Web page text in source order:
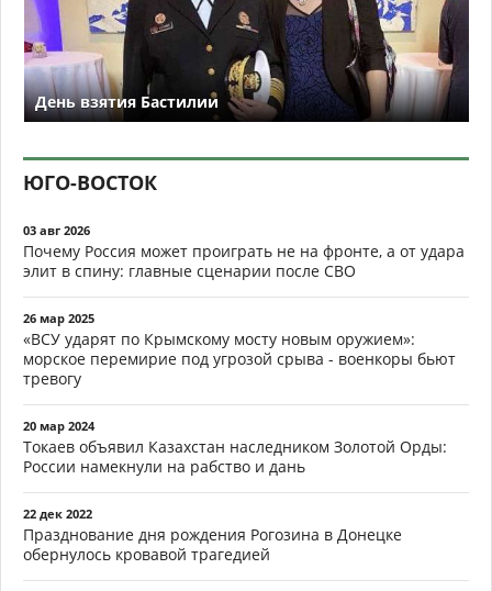
День взятия Бастилии
ЮГО-ВОСТОК
03 авг 2026
Почему Россия может проиграть не на фронте, а от удара
элит в спину: главные сценарии после СВО
26 мар 2025
«ВСУ ударят по Крымскому мосту новым оружием»:
морское перемирие под угрозой срыва - военкоры бьют
тревогу
20 мар 2024
Токаев объявил Казахстан наследником Золотой Орды:
России намекнули на рабство и дань
22 дек 2022
Празднование дня рождения Рогозина в Донецке
обернулось кровавой трагедией